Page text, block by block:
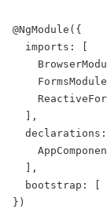
@NgModule({
  imports: [
  ],
declarations:
  ],
bootstrap: [
})